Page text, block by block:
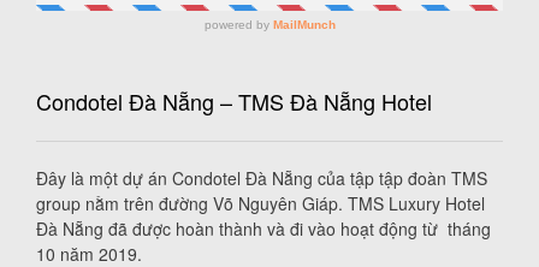
Condotel Đà Nẵng – TMS Đà Nẵng Hotel
Đây là một dự án Condotel Đà Nẵng của tập tập đoàn TMS
group nằm trên đường Võ Nguyên Giáp. TMS Luxury Hotel
Đà Nẵng đã được hoàn thành và đi vào hoạt động từ tháng
10 năm 2019.